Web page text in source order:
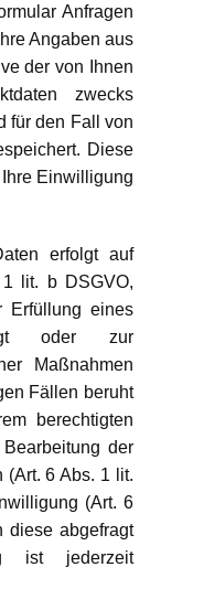
Anfragen
Angaben aus
der von Ihnen
zwecks
für den Fall von
Diese
Einwilligung
erfolgt auf
lit. b DSGVO,
Erfüllung eines
oder zur
Maßnahmen
Fällen beruht
berechtigten
der
(Art. 6 Abs. 1 lit.
(Art. 6
diese abgefragt
ist jederzeit